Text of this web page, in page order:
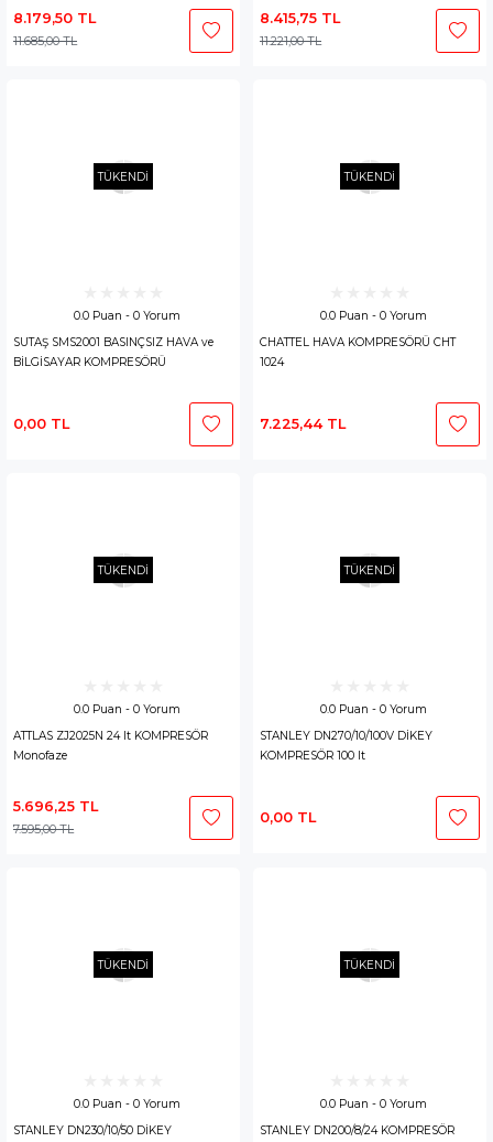
8.179,50 TL
11.685,00 TL
8.415,75 TL
11.221,00 TL
TÜKENDİ
0.0 Puan - 0 Yorum
SUTAŞ SMS2001 BASINÇSIZ HAVA ve
BİLGİSAYAR KOMPRESÖRÜ
0,00 TL
TÜKENDİ
0.0 Puan - 0 Yorum
CHATTEL HAVA KOMPRESÖRÜ CHT
1024
7.225,44 TL
TÜKENDİ
0.0 Puan - 0 Yorum
ATTLAS ZJ2025N 24 lt KOMPRESÖR
Monofaze
5.696,25 TL
7.595,00 TL
TÜKENDİ
0.0 Puan - 0 Yorum
STANLEY DN270/10/100V DİKEY
KOMPRESÖR 100 lt
0,00 TL
TÜKENDİ
0.0 Puan - 0 Yorum
STANLEY DN230/10/50 DİKEY
TÜKENDİ
0.0 Puan - 0 Yorum
STANLEY DN200/8/24 KOMPRESÖR